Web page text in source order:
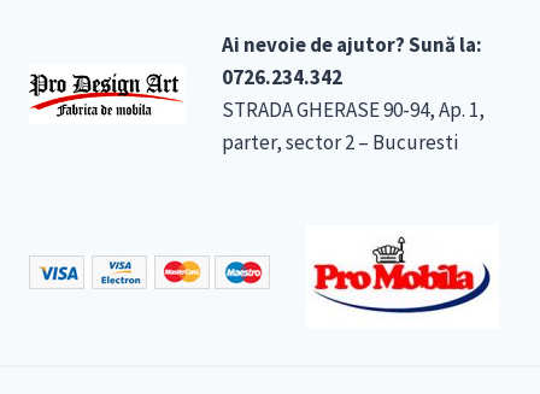
Ai nevoie de ajutor? Sună la:
0726.234.342
STRADA GHERASE 90-94, Ap. 1,
parter, sector 2 – Bucuresti